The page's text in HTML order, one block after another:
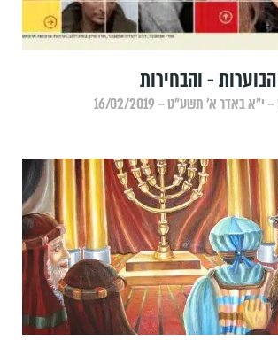
- והבחירות
באדר א׳ תשע״ט – 16/02/2019